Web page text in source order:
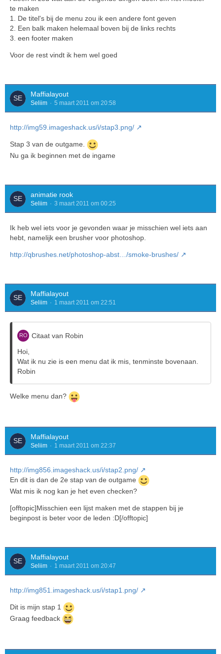
te maken
1. De titel's bij de menu zou ik een andere font geven
2. Een balk maken helemaal boven bij de links rechts
3. een footer maken
Voor de rest vindt ik hem wel goed
Maffialayout
Seliim 5 maart 2011 om 20:58
http://img59.imageshack.us/i/stap3.png/
Stap 3 van de outgame.
Nu ga ik beginnen met de ingame
animatie rook
Seliim 3 maart 2011 om 00:25
Ik heb wel iets voor je gevonden waar je misschien wel iets aan
hebt, namelijk een brusher voor photoshop.
http://qbrushes.net/photoshop-abst…/smoke-brushes/
Maffialayout
Seliim 1 maart 2011 om 22:51
Citaat van Robin
Hoi,
Wat ik nu zie is een menu dat ik mis, tenminste bovenaan.
Robin
Welke menu dan?
Maffialayout
Seliim 1 maart 2011 om 22:37
http://img856.imageshack.us/i/stap2.png/
En dit is dan de 2e stap van de outgame
Wat mis ik nog kan je het even checken?
[offtopic]Misschien een lijst maken met de stappen bij je
beginpost is beter voor de leden :D[/offtopic]
Maffialayout
Seliim 1 maart 2011 om 20:47
http://img851.imageshack.us/i/stap1.png/
Dit is mijn stap 1
Graag feedback